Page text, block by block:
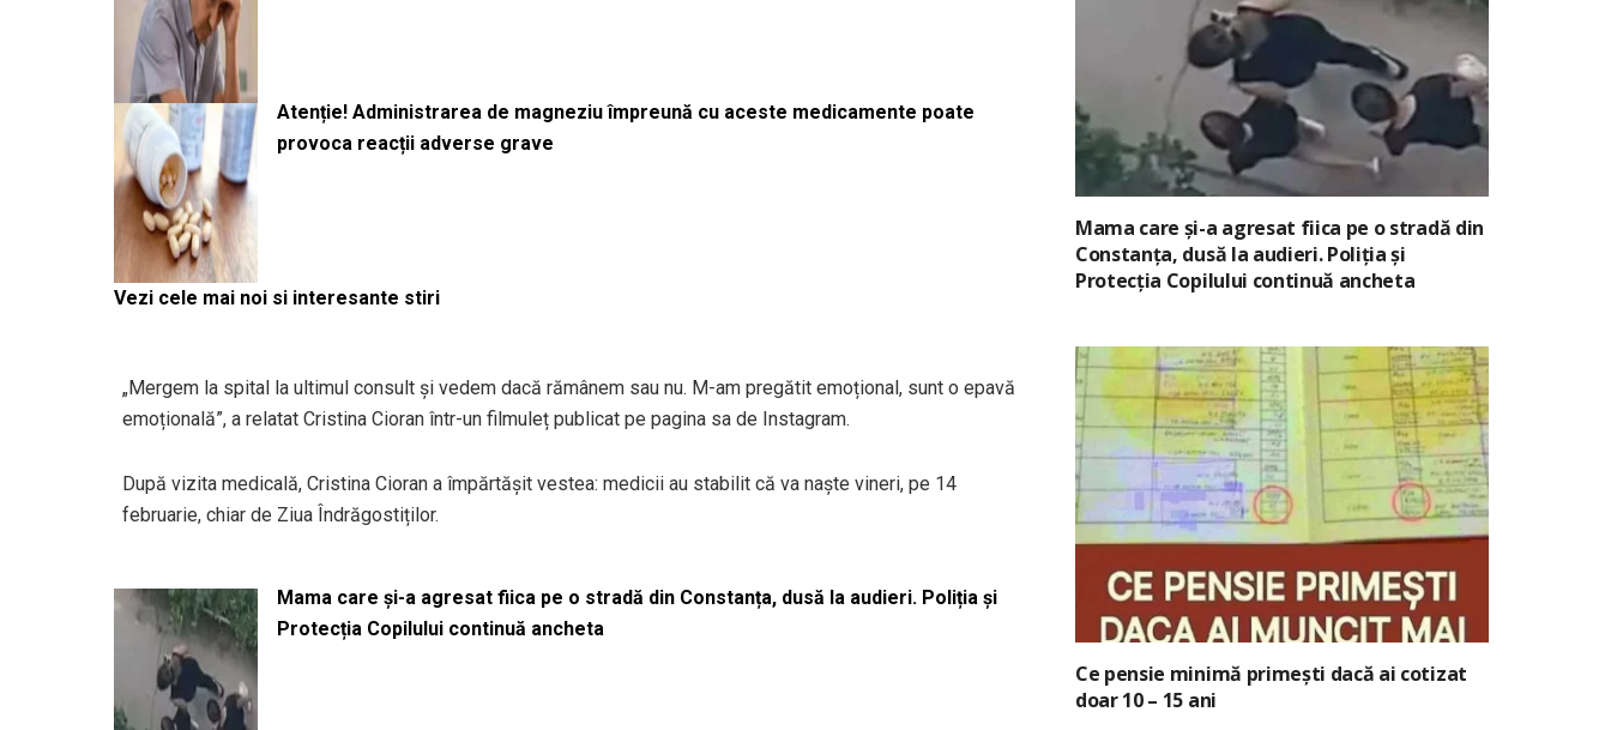
Atenție! Administrarea de magneziu împreună cu aceste medicamente poate
provoca reacții adverse grave
Vezi cele mai noi si interesante stiri
„Mergem la spital la ultimul consult și vedem dacă rămânem sau nu. M-am pregătit emoțional, sunt o epavă
emoțională”, a relatat Cristina Cioran într-un filmuleț publicat pe pagina sa de Instagram.
După vizita medicală, Cristina Cioran a împărtășit vestea: medicii au stabilit că va naște vineri, pe 14
februarie, chiar de Ziua Îndrăgostiților.
Mama care și-a agresat fiica pe o stradă din Constanța, dusă la audieri. Poliția și
Protecția Copilului continuă ancheta
Mama care și-a agresat fiica pe o stradă din
Constanța, dusă la audieri. Poliția și
Protecția Copilului continuă ancheta
Ce pensie minimă primești dacă ai cotizat
doar 10 – 15 ani